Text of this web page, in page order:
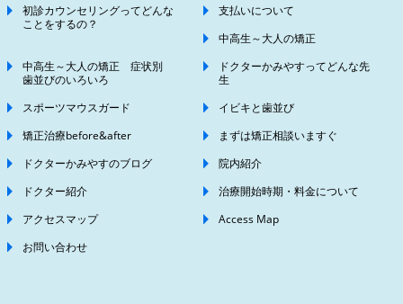
初診カウンセリングってどんな
ことをするの？
支払いについて
中高生～大人の矯正
中高生～大人の矯正 症状別
歯並びのいろいろ
ドクターかみやすってどんな先
生
スポーツマウスガード
イビキと歯並び
矯正治療before&after
まずは矯正相談いますぐ
ドクターかみやすのブログ
院内紹介
ドクター紹介
治療開始時期・料金について
アクセスマップ
Access Map
お問い合わせ